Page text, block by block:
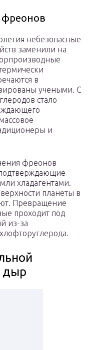
небезопасные
заменили на
в
учеными. С
стало
и
фреонов
хладагентами.
планеты в
Превращение
проходит под
из-за
дыр